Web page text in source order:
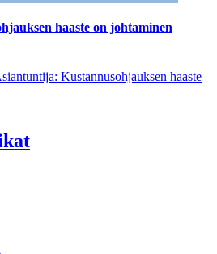
haaste on johtaminen
Kustannusohjauksen haaste